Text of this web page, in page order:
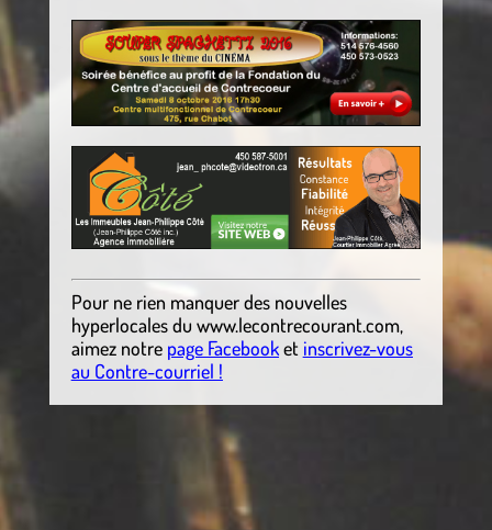
Pour ne rien manquer des nouvelles
hyperlocales du www.lecontrecourant.com,
aimez notre page Facebooket inscrivez-vous
au Contre-courriel !